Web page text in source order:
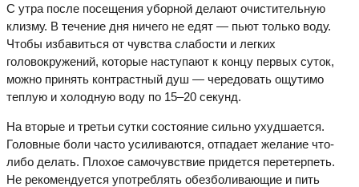
С утра после посещения уборной делают очистительную
клизму. В течение дня ничего не едят — пьют только воду.
Чтобы избавиться от чувства слабости и легких
головокружений, которые наступают к концу первых суток,
можно принять контрастный душ — чередовать ощутимо
теплую и холодную воду по 15–20 секунд.
На вторые и третьи сутки состояние сильно ухудшается.
Головные боли часто усиливаются, отпадает желание что-
либо делать. Плохое самочувствие придется перетерпеть.
Не рекомендуется употреблять обезболивающие и пить